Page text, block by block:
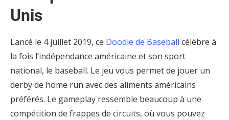
Unis
Lancé le 4 juillet 2019, ce Doodle de Baseball célèbre à
la fois l’indépendance américaine et son sport
national, le baseball. Le jeu vous permet de jouer un
derby de home run avec des aliments américains
préférés. Le gameplay ressemble beaucoup à une
compétition de frappes de circuits, où vous pouvez